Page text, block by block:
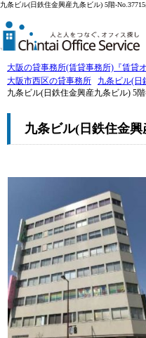
九条ビル(日鉄住金興産九条ビル) 5階-
大阪の貸事務所(賃貸事務所)『賃貸
大阪市西区の貸事務所
九条ビル(日
九条ビル(日鉄住金興産九条ビル) 5階
九条ビル(日鉄住金興